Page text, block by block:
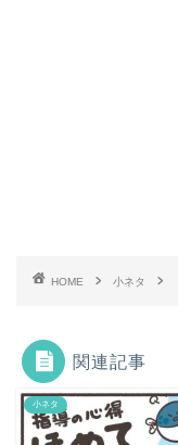
HOME 小ネタ
関連記事
小ネタ